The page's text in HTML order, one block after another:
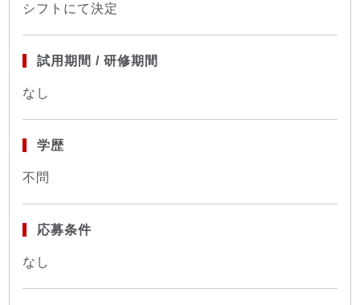
シフトにて決定
試用期間 / 研修期間
なし
学歴
不問
応募条件
なし